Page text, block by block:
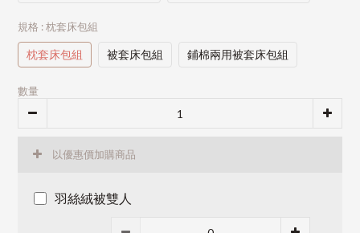
規格 : 枕套床包組
枕套床包組 被套床包組 鋪棉兩用被套床包組
數量
以優惠價加購商品
羽絲絨被雙人